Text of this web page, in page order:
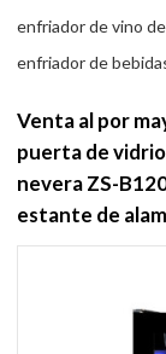
enfriador de vino
enfriador de
Venta al por
puerta de
nevera ZS-
estante de